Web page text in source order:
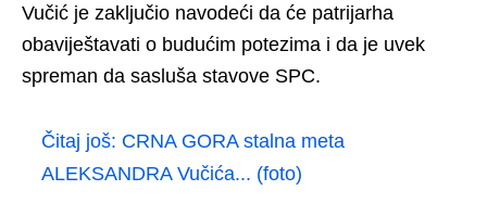
Vučić je zaključio navodeći da će patrijarha
obaviještavati o budućim potezima i da je uvek
spreman da sasluša stavove SPC.
Čitaj još: CRNA GORA stalna meta
ALEKSANDRA Vučića... (foto)